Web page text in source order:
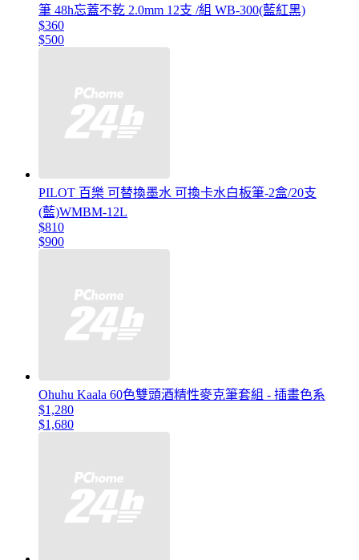
筆 48h忘蓋不乾 2.0mm 12支 /組 WB-300(藍紅黑)
$360
$500
PILOT 百樂 可替換墨水 可換卡水白板筆-2盒/20支
(藍)WMBM-12L
$810
$900
Ohuhu Kaala 60色雙頭酒精性麥克筆套組 - 插畫色系
$1,280
$1,680